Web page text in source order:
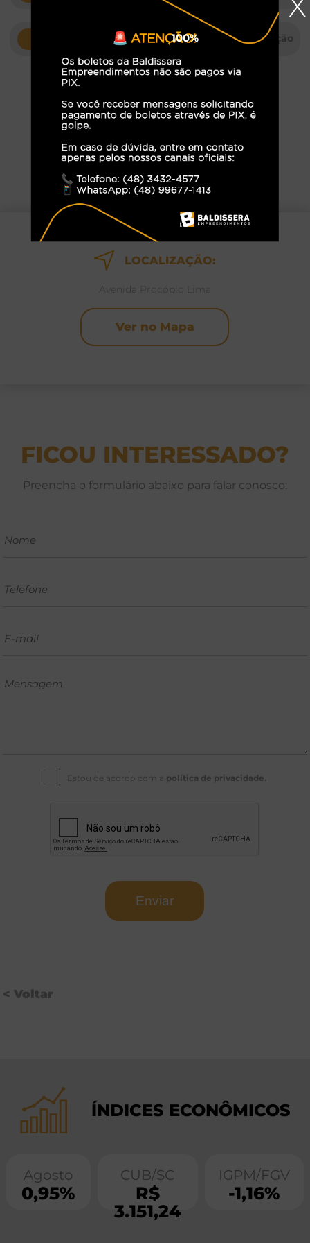
Pavimentação
100%
FOTOS DO ANDAMENTO DA OBRA
LOCALIZAÇÃO:
Avenida Procópio Lima
Ver no Mapa
FICOU INTERESSADO?
Preencha o formulário abaixo para falar conosco:
Estou de acordo com a política de privacidade.
Enviar
< Voltar
ÍNDICES ECONÔMICOS
Agosto
0,95%
CUB/SC
R$
3.151,24
IGPM/FGV
-1,16%